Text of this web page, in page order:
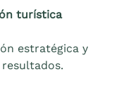
turística
estratégica y